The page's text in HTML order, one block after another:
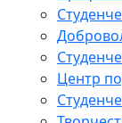
Центр